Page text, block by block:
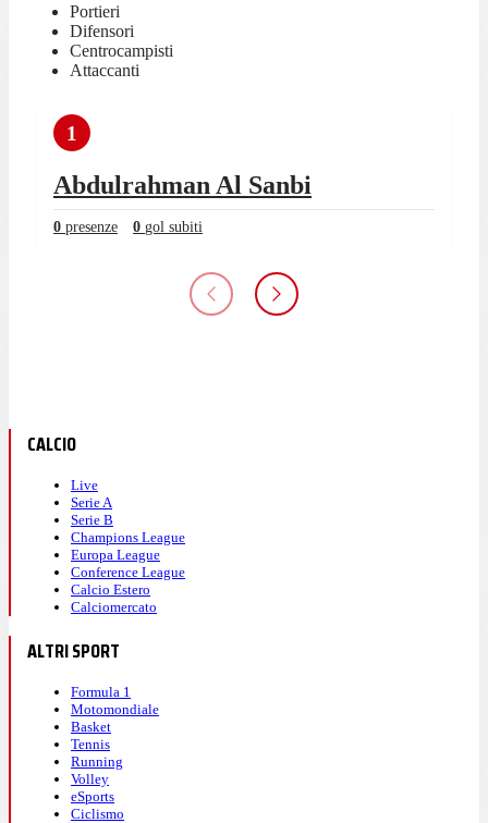
Portieri
Difensori
Centrocampisti
Attaccanti
1
Abdulrahman Al Sanbi
0 presenze 0 gol subiti
CALCIO
Live
Serie A
Serie B
Champions League
Europa League
Conference League
Calcio Estero
Calciomercato
ALTRI SPORT
Formula 1
Motomondiale
Basket
Tennis
Running
Volley
eSports
Ciclismo